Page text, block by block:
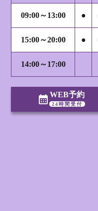
09:00～13:00 ●
15:00～20:00 ●
14:00～17:00
calendar_monthWEB予約
24時間受付